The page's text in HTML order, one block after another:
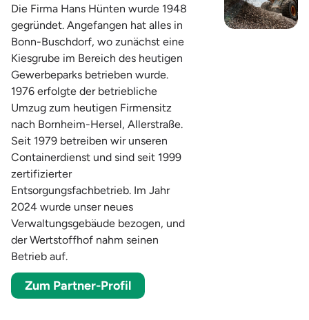
Die Firma Hans Hünten wurde 1948
gegründet. Angefangen hat alles in
Bonn-Buschdorf, wo zunächst eine
Kiesgrube im Bereich des heutigen
Gewerbeparks betrieben wurde.
1976 erfolgte der betriebliche
Umzug zum heutigen Firmensitz
nach Bornheim-Hersel, Allerstraße.
Seit 1979 betreiben wir unseren
Containerdienst und sind seit 1999
zertifizierter
Entsorgungsfachbetrieb. Im Jahr
2024 wurde unser neues
Verwaltungsgebäude bezogen, und
der Wertstoffhof nahm seinen
Betrieb auf.
Zum Partner-Profil